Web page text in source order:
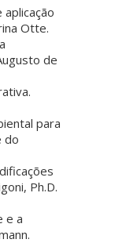
Otte.
de
para
do
Ph.D.
e a